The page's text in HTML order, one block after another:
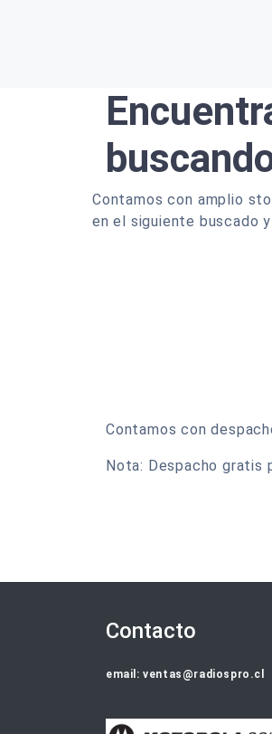
Contamos con amplio
en el siguiente buscado
Contamos con
Nota: Despacho gratis
Contacto
email: ventas@radiospro.cl